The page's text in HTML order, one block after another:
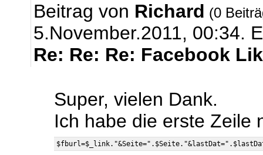
Beitrag von Richard (0
5.November.2011, 00:34.
Re: Re: Re: Facebook
Super, vielen Dank.
Ich habe die erste Zeile